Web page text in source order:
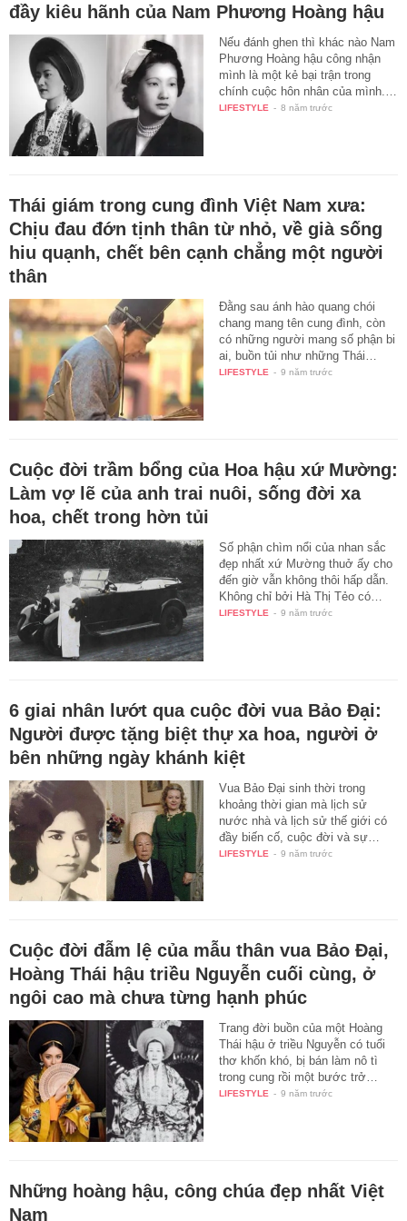
đầy kiêu hãnh của Nam Phương Hoàng hậu
Nếu đánh ghen thì khác nào Nam
Phương Hoàng hậu công nhận
mình là một kẻ bại trận trong
chính cuộc hôn nhân của mình.…
LIFESTYLE - 8 năm trước
Thái giám trong cung đình Việt Nam xưa:
Chịu đau đớn tịnh thân từ nhỏ, về già sống
hiu quạnh, chết bên cạnh chẳng một người
thân
Đằng sau ánh hào quang chói
chang mang tên cung đình, còn
có những người mang số phận bi
ai, buồn tủi như những Thái…
LIFESTYLE - 9 năm trước
Cuộc đời trầm bổng của Hoa hậu xứ Mường:
Làm vợ lẽ của anh trai nuôi, sống đời xa
hoa, chết trong hờn tủi
Số phận chìm nổi của nhan sắc
đẹp nhất xứ Mường thuở ấy cho
đến giờ vẫn không thôi hấp dẫn.
Không chỉ bởi Hà Thị Tẻo có…
LIFESTYLE - 9 năm trước
6 giai nhân lướt qua cuộc đời vua Bảo Đại:
Người được tặng biệt thự xa hoa, người ở
bên những ngày khánh kiệt
Vua Bảo Đại sinh thời trong
khoảng thời gian mà lịch sử
nước nhà và lịch sử thế giới có
đầy biến cố, cuộc đời và sự…
LIFESTYLE - 9 năm trước
Cuộc đời đẫm lệ của mẫu thân vua Bảo Đại,
Hoàng Thái hậu triều Nguyễn cuối cùng, ở
ngôi cao mà chưa từng hạnh phúc
Trang đời buồn của một Hoàng
Thái hậu ở triều Nguyễn có tuổi
thơ khốn khó, bị bán làm nô tì
trong cung rồi một bước trở…
LIFESTYLE - 9 năm trước
Những hoàng hậu, công chúa đẹp nhất Việt
Nam